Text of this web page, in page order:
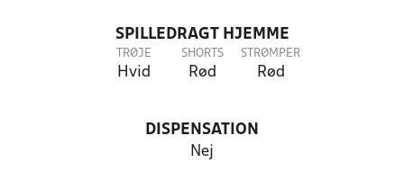
SPILLEDRAGT HJEMME
TRØJE
Hvid
SHORTS
Rød
STRØMPER
Rød
DISPENSATION
Nej